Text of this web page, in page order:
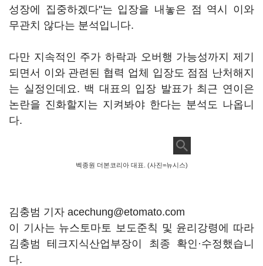
성장에 집중하겠다"는 입장을 내놓은 점 역시 이와
무관치 않다는 분석입니다.
다만 지속적인 주가 하락과 오버행 가능성까지 제기
되면서 이와 관련된 협력 업체 입장도 점점 난처해지
는 실정인데요. 백 대표의 입장 발표가 최근 연이은
논란을 진화할지는 지켜봐야 한다는 분석도 나옵니
다.
벡종원 더본코리아 대표. (사진=뉴시스)
김충범 기자 acechung@etomato.com
이 기사는 뉴스토마토 보도준칙 및 윤리강령에 따라
김충범 테크지식산업부장이 최종 확인·수정했습니
다.